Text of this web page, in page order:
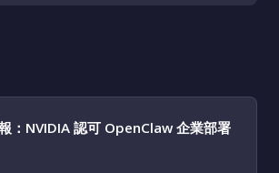
：NVIDIA 認可 OpenClaw 企業部署